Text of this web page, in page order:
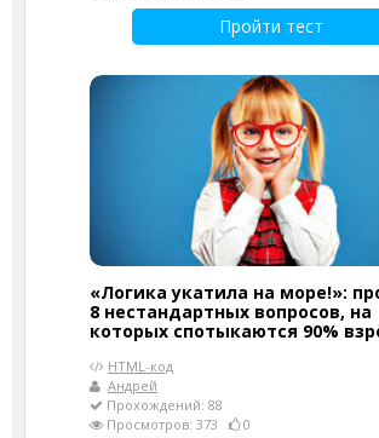
Пройти тест
«Логика укатила на море!»:
8 нестандартных вопросов, на
которых спотыкаются 90%
HTML-код
Андрей
Прохождений: 88
Просмотров: 373
0